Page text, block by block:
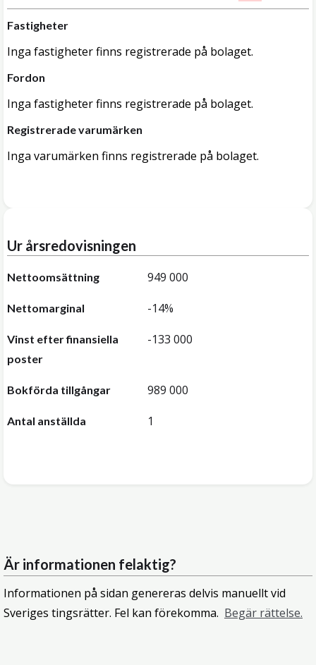
Fastigheter
Inga fastigheter finns registrerade på bolaget.
Fordon
Inga fastigheter finns registrerade på bolaget.
Registrerade varumärken
Inga varumärken finns registrerade på bolaget.
Ur årsredovisningen
Nettoomsättning 949 000
Nettomarginal -14%
Vinst efter finansiella
poster
-133 000
Bokförda tillgångar 989 000
Antal anställda 1
Är informationen felaktig?
Informationen på sidan genereras delvis manuellt vid
Sveriges tingsrätter. Fel kan förekomma. Begär rättelse.